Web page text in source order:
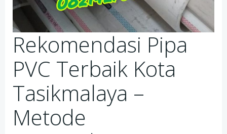
Rekomendasi Pipa
PVC Terbaik Kota
Tasikmalaya –
Metode